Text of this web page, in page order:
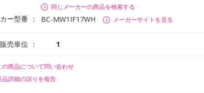
同じメーカーの商品を検索する
ー型番 BC-MW1IF17WH メーカーサイトを見る
売単位 1
の商品について問い合わせ
品詳細の誤りを報告